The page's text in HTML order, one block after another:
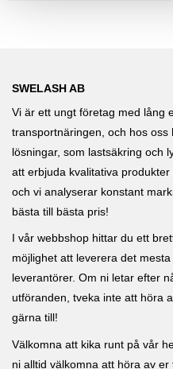
SWELASH AB
Vi är ett ungt företag med lång
transportnäringen, och hos
lösningar, som lastsäkring och
att erbjuda kvalitativa
och vi analyserar konstant
bästa till bästa pris!
I vår webbshop hittar du ett
möjlighet att leverera det
leverantörer. Om ni letar efter
utföranden, tveka inte att höra
gärna till!
Välkomna att kika runt på vår
ni alltid välkomna att höra av er